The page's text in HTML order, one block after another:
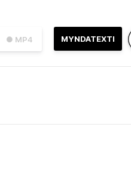
● MP4 MYNDATEXTI